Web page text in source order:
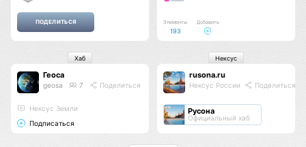
Элементы
193
Добавить
Геоса
geosa 7 Поделиться
Нексус Земли
Подписаться
Хаб
rusona.ru
Нексус России Поделиться
Русона
Официальный хаб
Нексус